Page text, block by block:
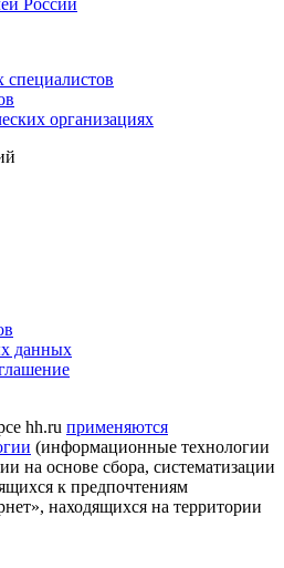
России
специалистов
организациях
данных
hh.ru применяются
(информационные технологии
на основе сбора, систематизации
к предпочтениям
находящихся на территории